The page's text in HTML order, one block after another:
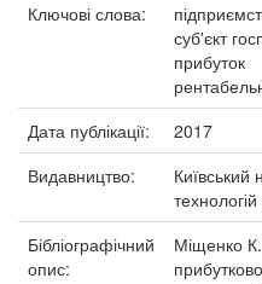
Ключові слова:
суб'єкт
прибуток
Дата публікації:
2017
Видавництво:
Київський
Бібліографічний
опис:
Міщенко